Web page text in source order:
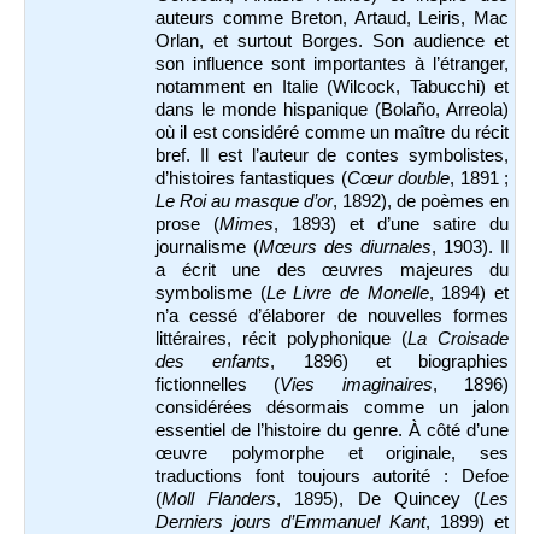
auteurs comme Breton, Artaud, Leiris, Mac
Orlan, et surtout Borges. Son audience et
son influence sont importantes à l’étranger,
notamment en Italie (Wilcock, Tabucchi) et
dans le monde hispanique (Bolaño, Arreola)
où il est considéré comme un maître du récit
bref. Il est l’auteur de contes symbolistes,
d’histoires fantastiques (Cœur double, 1891 ;
Le Roi au masque d’or, 1892), de poèmes en
prose (Mimes, 1893) et d’une satire du
journalisme (Mœurs des diurnales, 1903). Il
a écrit une des œuvres majeures du
symbolisme (Le Livre de Monelle, 1894) et
n’a cessé d’élaborer de nouvelles formes
littéraires, récit polyphonique (La Croisade
des enfants, 1896) et biographies
fictionnelles (Vies imaginaires, 1896)
considérées désormais comme un jalon
essentiel de l’histoire du genre. À côté d’une
œuvre polymorphe et originale, ses
traductions font toujours autorité : Defoe
(Moll Flanders, 1895), De Quincey (Les
Derniers jours d’Emmanuel Kant, 1899) et